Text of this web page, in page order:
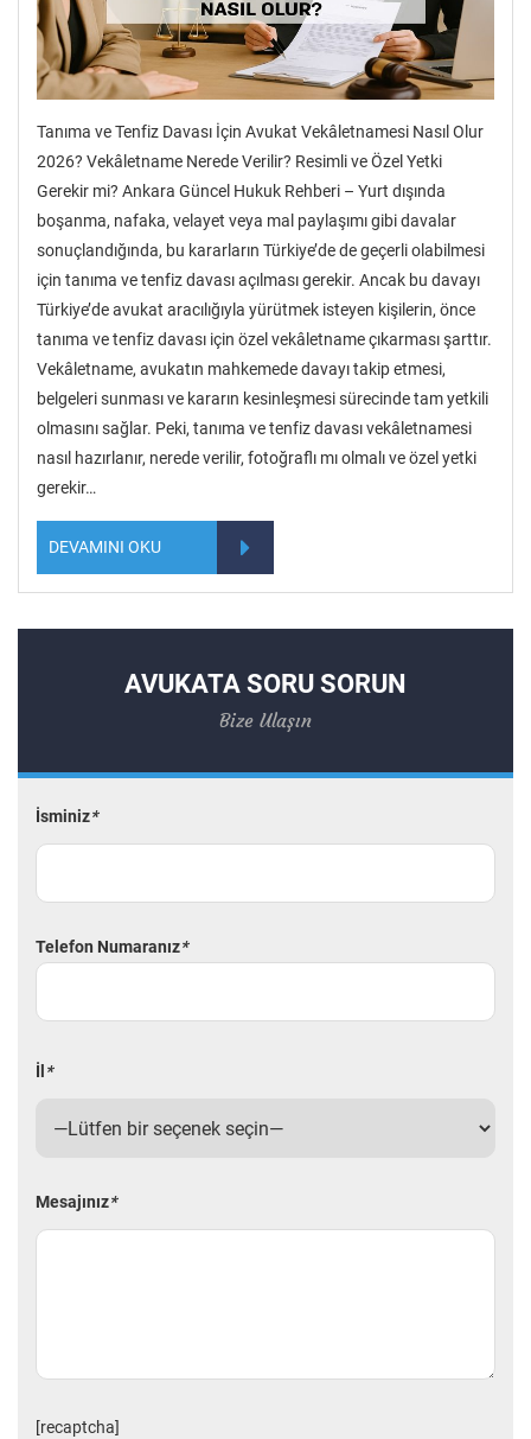
Tanıma ve Tenfiz Davası İçin Avukat Vekâletnamesi Nasıl Olur
2026? Vekâletname Nerede Verilir? Resimli ve Özel Yetki
Gerekir mi? Ankara Güncel Hukuk Rehberi – Yurt dışında
boşanma, nafaka, velayet veya mal paylaşımı gibi davalar
sonuçlandığında, bu kararların Türkiye’de de geçerli olabilmesi
için tanıma ve tenfiz davası açılması gerekir. Ancak bu davayı
Türkiye’de avukat aracılığıyla yürütmek isteyen kişilerin, önce
tanıma ve tenfiz davası için özel vekâletname çıkarması şarttır.
Vekâletname, avukatın mahkemede davayı takip etmesi,
belgeleri sunması ve kararın kesinleşmesi sürecinde tam yetkili
olmasını sağlar. Peki, tanıma ve tenfiz davası vekâletnamesi
nasıl hazırlanır, nerede verilir, fotoğraflı mı olmalı ve özel yetki
gerekir…
DEVAMINI OKU
AVUKATA SORU SORUN
Bize Ulaşın
İsminiz*
Telefon Numaranız*
İl *
Mesajınız*
[recaptcha]